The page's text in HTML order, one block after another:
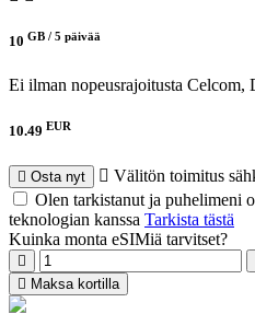
10 GB / 5 päivää
Ei ilman nopeusrajoitusta Celcom,
10.49 EUR
Osta nyt
Välitön toimitus
Olen tarkistanut ja puhelimeni
teknologian kanssa Tarkista tästä
Kuinka monta eSIMiä tarvitset?
Maksa kortilla